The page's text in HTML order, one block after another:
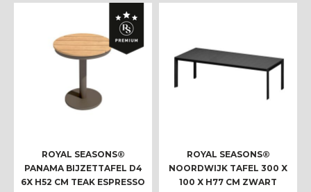
ROYAL SEASONS®
PANAMA BIJZETTAFEL D4
6X H52 CM TEAK ESPRESSO
ROYAL SEASONS®
NOORDWIJK TAFEL 300 X
100 X H77 CM ZWART